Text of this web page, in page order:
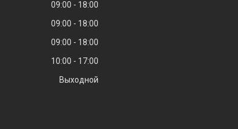
09:00
18:00
09:00
18:00
09:00
18:00
10:00
17:00
Выходной